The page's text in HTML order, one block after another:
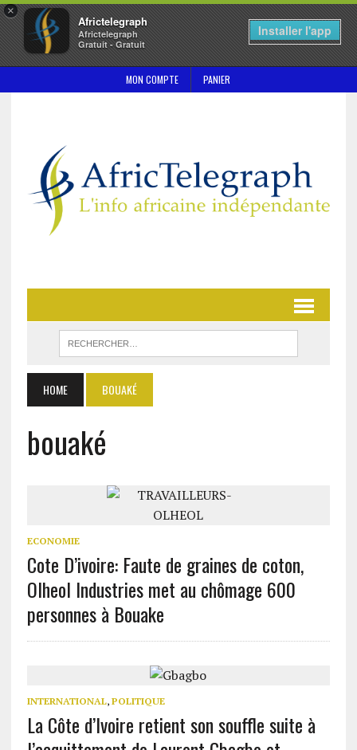
×
Africtelegraph
Africtelegraph
Gratuit - Gratuit
Installer l'app
MON COMPTE PANIER
HOME BOUAKÉ
bouaké
ECONOMIE
Cote D’ivoire: Faute de graines de coton,
Olheol Industries met au chômage 600
personnes à Bouake
INTERNATIONAL, POLITIQUE
La Côte d’Ivoire retient son souffle suite à